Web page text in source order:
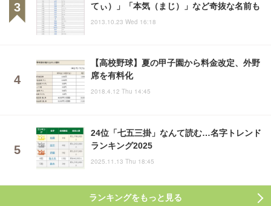
てぃ）」「本気（まじ）」など奇抜な名前も
2013.10.23 Wed 16:18
【高校野球】夏の甲子園から料金改定、外野
席を有料化
2018.4.12 Thu 14:45
24位「七五三掛」なんて読む…名字トレンド
ランキング2025
2025.11.13 Thu 18:45
ランキングをもっと見る